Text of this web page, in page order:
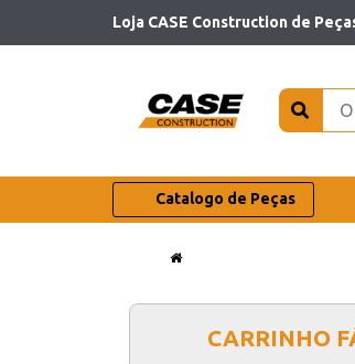
Loja CASE Construction de
Catalogo de Peças
CARRINHO